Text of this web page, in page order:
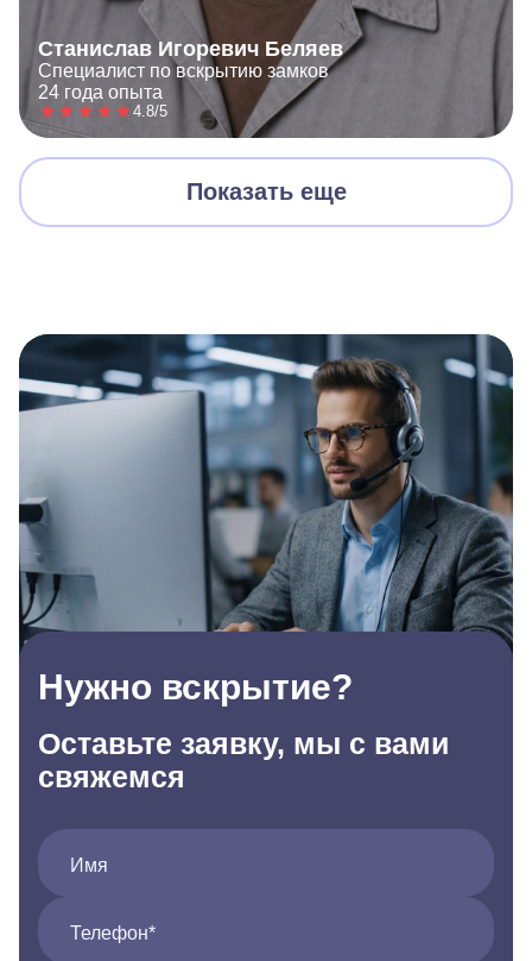
Станислав Игоревич Беляев
Специалист по вскрытию замков
24 года опыта
4.8/5
Показать еще
Нужно вскрытие?
Оставьте заявку, мы с вами
свяжемся
Имя
Телефон*